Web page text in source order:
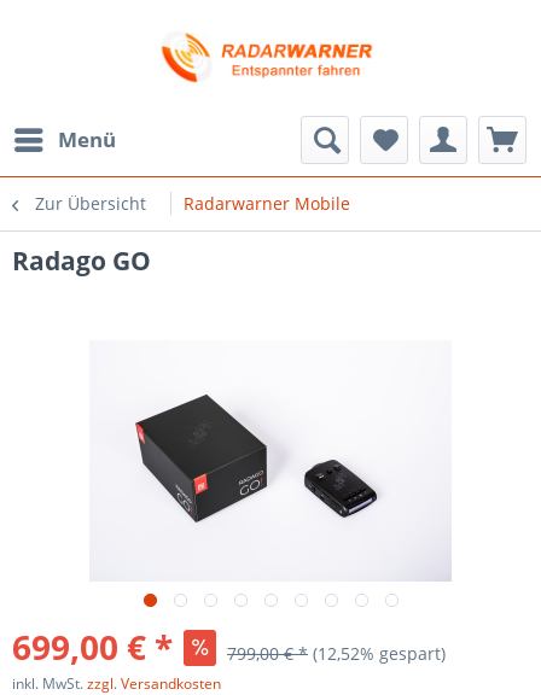
Menü
Zur Übersicht Radarwarner Mobile
Radago GO
699,00 € * 799,00 € * (12,52% gespart)
inkl. MwSt.zzgl. Versandkosten